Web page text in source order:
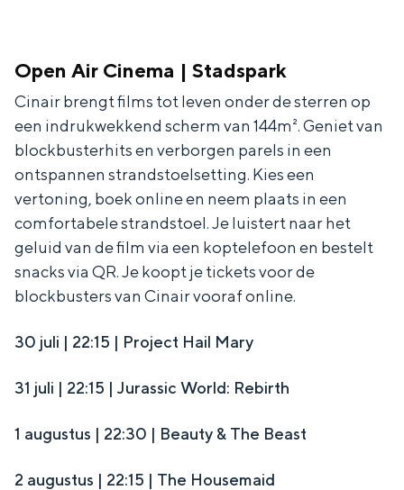
Open Air Cinema | Stadspark
Cinair brengt films tot leven onder de sterren op
een indrukwekkend scherm van 144m². Geniet van
blockbusterhits en verborgen parels in een
ontspannen strandstoelsetting. Kies een
vertoning, boek online en neem plaats in een
comfortabele strandstoel. Je luistert naar het
geluid van de film via een koptelefoon en bestelt
snacks via QR. Je koopt je tickets voor de
blockbusters van Cinair vooraf online.
30 juli | 22:15 | Project Hail Mary
31 juli | 22:15 | Jurassic World: Rebirth
1 augustus | 22:30 | Beauty & The Beast
2 augustus | 22:15 | The Housemaid